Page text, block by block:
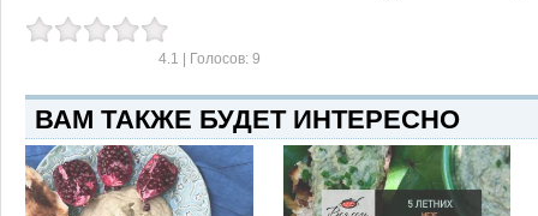
4.1 | Голосов: 9
ВАМ ТАКЖЕ БУДЕТ ИНТЕРЕСНО